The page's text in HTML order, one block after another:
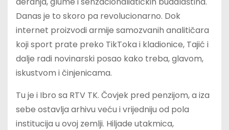
Danas je to skoro pa revolucionarno. Dok
internet proizvodi armije samozvanih analitičara
koji sport prate preko TikToka i kladionice, Tajić i
dalje radi novinarski posao kako treba, glavom,
iskustvom i činjenicama.
Tu je i Ibro sa RTV TK. Čovjek pred penzijom, a iza
sebe ostavlja arhivu veću i vrijedniju od pola
institucija u ovoj zemlji. Hiljade utakmica,